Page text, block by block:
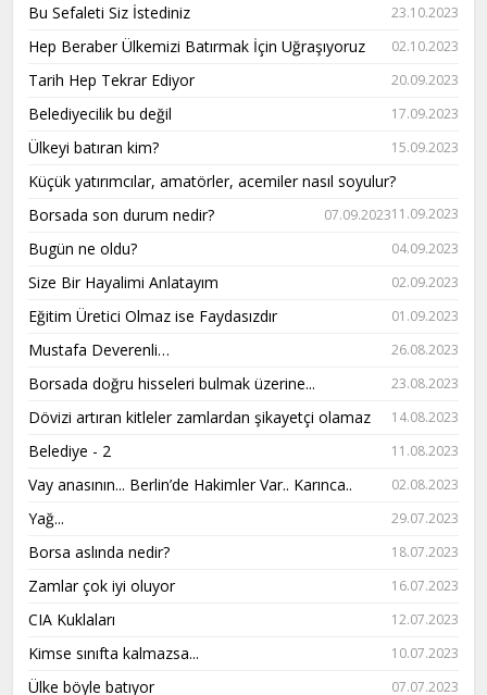
Bu Sefaleti Siz İstediniz 23.10.2023
Hep Beraber Ülkemizi Batırmak İçin Uğraşıyoruz 02.10.2023
Tarih Hep Tekrar Ediyor 20.09.2023
Belediyecilik bu değil 17.09.2023
Ülkeyi batıran kim? 15.09.2023
Küçük yatırımcılar, amatörler, acemiler nasıl soyulur?
11.09.2023
Borsada son durum nedir? 07.09.2023
Bugün ne oldu? 04.09.2023
Size Bir Hayalimi Anlatayım 02.09.2023
Eğitim Üretici Olmaz ise Faydasızdır 01.09.2023
Mustafa Deverenli… 26.08.2023
Borsada doğru hisseleri bulmak üzerine... 23.08.2023
Dövizi artıran kitleler zamlardan şikayetçi olamaz 14.08.2023
Belediye - 2 11.08.2023
Vay anasının... Berlin’de Hakimler Var.. Karınca.. 02.08.2023
Yağ... 29.07.2023
Borsa aslında nedir? 18.07.2023
Zamlar çok iyi oluyor 16.07.2023
CIA Kuklaları 12.07.2023
Kimse sınıfta kalmazsa... 10.07.2023
Ülke böyle batıyor 07.07.2023